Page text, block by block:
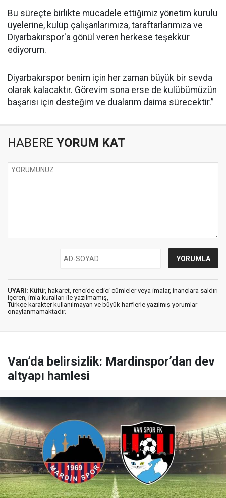
Bu süreçte birlikte mücadele ettiğimiz yönetim kurulu
üyelerine, kulüp çalışanlarımıza, taraftarlarımıza ve
Diyarbakırspor'a gönül veren herkese teşekkür
ediyorum.
Diyarbakırspor benim için her zaman büyük bir sevda
olarak kalacaktır. Görevim sona erse de kulübümüzün
başarısı için desteğim ve dualarım daima sürecektir.”
HABERE YORUM KAT
UYARI: Küfür, hakaret, rencide edici cümleler veya imalar, inançlara saldırı
içeren, imla kuralları ile yazılmamış,
Türkçe karakter kullanılmayan ve büyük harflerle yazılmış yorumlar
onaylanmamaktadır.
Van’da belirsizlik: Mardinspor’dan dev
altyapı hamlesi